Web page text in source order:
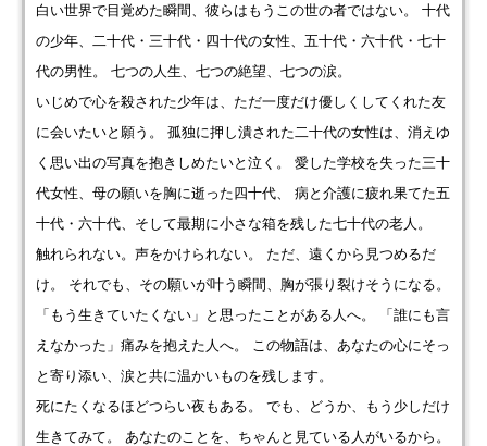
白い世界で目覚めた瞬間、彼らはもうこの世の者ではない。 十代
の少年、二十代・三十代・四十代の女性、五十代・六十代・七十
代の男性。 七つの人生、七つの絶望、七つの涙。
いじめで心を殺された少年は、ただ一度だけ優しくしてくれた友
に会いたいと願う。 孤独に押し潰された二十代の女性は、消えゆ
く思い出の写真を抱きしめたいと泣く。 愛した学校を失った三十
代女性、母の願いを胸に逝った四十代、 病と介護に疲れ果てた五
十代・六十代、そして最期に小さな箱を残した七十代の老人。
触れられない。声をかけられない。 ただ、遠くから見つめるだ
け。 それでも、その願いが叶う瞬間、胸が張り裂けそうになる。
「もう生きていたくない」と思ったことがある人へ。 「誰にも言
えなかった」痛みを抱えた人へ。 この物語は、あなたの心にそっ
と寄り添い、涙と共に温かいものを残します。
死にたくなるほどつらい夜もある。 でも、どうか、もう少しだけ
生きてみて。 あなたのことを、ちゃんと見ている人がいるから。